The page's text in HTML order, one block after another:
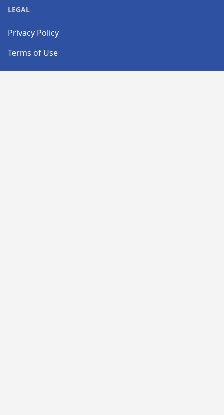
LEGAL
Privacy Policy
Terms of Use